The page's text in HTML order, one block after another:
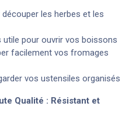
découper les herbes et les
utile pour ouvrir vos boissons
facilement vos fromages
vos ustensiles organisés
Qualité : Résistant et